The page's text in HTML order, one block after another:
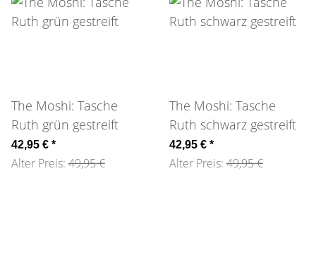
The Moshi: Tasche
Ruth grün gestreift
42,95 € *
Alter Preis: 49,95 €
The Moshi: Tasche
Ruth schwarz gestreift
42,95 € *
Alter Preis: 49,95 €